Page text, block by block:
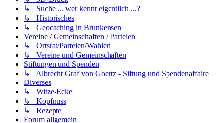
↳ Suche ... wer kennt eigentlich ...?
↳ Historisches
↳ Geocaching in Brunkensen
Vereine / Gemeinschaften / Parteien
↳ Ortsrat/Parteien/Wahlen
↳ Vereine und Gemeinschaften
Stiftungen und Spenden
↳ Albrecht Graf von Goertz - Siftung und Spendenaffaire
Diverses
↳ Witze-Ecke
↳ Kopfnuss
↳ Rezepte
Forum allgemein